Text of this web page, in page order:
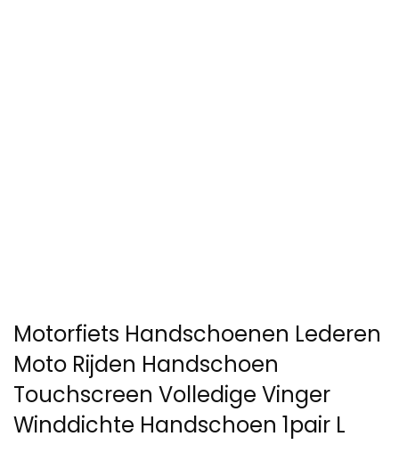
Motorfiets Handschoenen Lederen
Moto Rijden Handschoen
Touchscreen Volledige Vinger
Winddichte Handschoen 1pair L